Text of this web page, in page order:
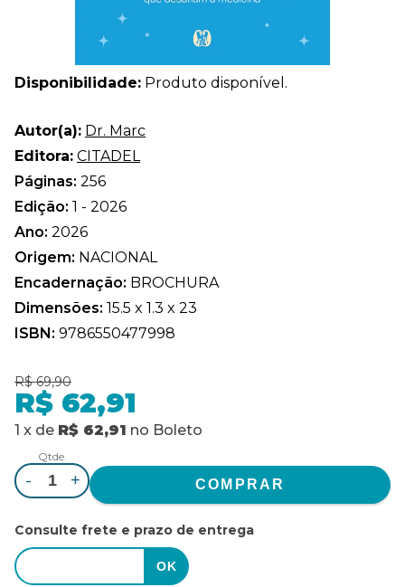
Disponibilidade: Produto disponível.
Autor(a): Dr. Marc
Editora: CITADEL
Páginas: 256
Edição: 1 - 2026
Ano: 2026
Origem: NACIONAL
Encadernação: BROCHURA
Dimensões: 15.5 x 1.3 x 23
ISBN: 9786550477998
R$ 69,90
R$ 62,91
1 x de R$ 62,91 no Boleto
Qtde.
- +
Consulte frete e prazo de entrega